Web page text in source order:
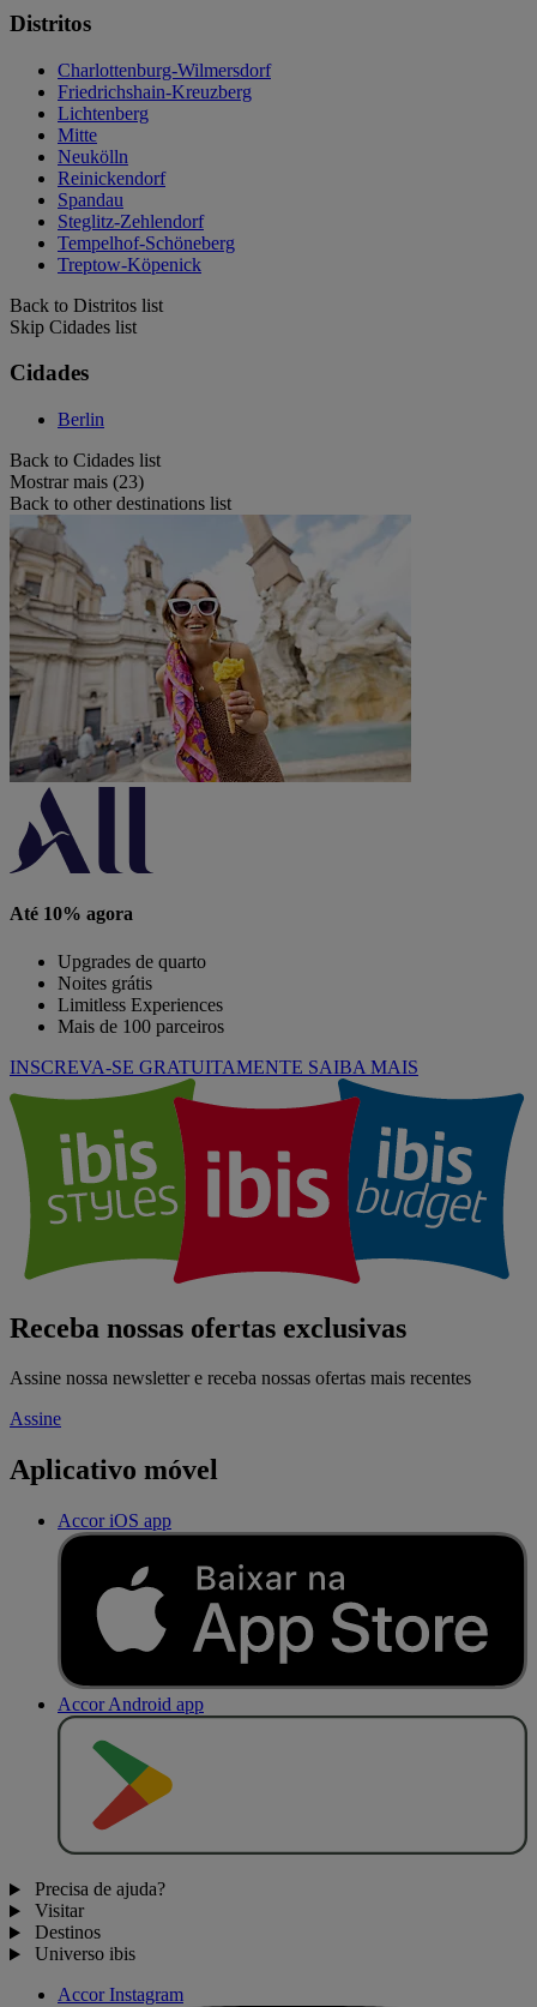
Distritos
Charlottenburg-Wilmersdorf
Friedrichshain-Kreuzberg
Lichtenberg
Mitte
Neukölln
Reinickendorf
Spandau
Steglitz-Zehlendorf
Tempelhof-Schöneberg
Treptow-Köpenick
Back to Distritos list
Skip Cidades list
Cidades
Berlin
Back to Cidades list
Mostrar mais (23)
Back to other destinations list
Até 10% agora
Upgrades de quarto
Noites grátis
Limitless Experiences
Mais de 100 parceiros
INSCREVA-SE GRATUITAMENTE SAIBA MAIS
Receba nossas ofertas exclusivas
Assine nossa newsletter e receba nossas ofertas mais recentes
Assine
Aplicativo móvel
Accor iOS app
Accor Android app
Precisa de ajuda?
Visitar
Destinos
Universo ibis
Accor Instagram